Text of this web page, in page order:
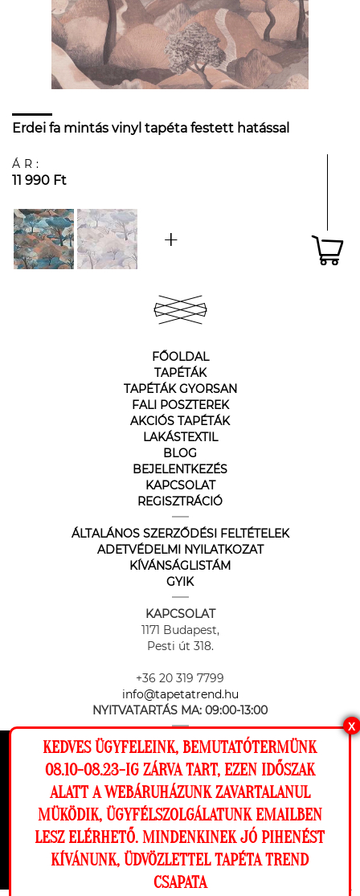
Ez a weboldal cookie-kat használ, hogy a
lehető legjobb élményt nyújtsa honlapunkon.
Beállítások
Elutasítom Engedélyezem
Erdei fa mintás vinyl tapéta festett hatással
ÁR:
11 990 Ft
FŐOLDAL
TAPÉTÁK
TAPÉTÁK GYORSAN
FALI POSZTEREK
AKCIÓS TAPÉTÁK
LAKÁSTEXTIL
BLOG
BEJELENTKEZÉS
KAPCSOLAT
REGISZTRÁCIÓ
ÁLTALÁNOS SZERZŐDÉSI FELTÉTELEK
ADETVÉDELMI NYILATKOZAT
KÍVÁNSÁGLISTÁM
GYIK
KAPCSOLAT
1171 Budapest,
Pesti út 318.
+36 20 319 7799
info@tapetatrend.hu
NYITVATARTÁS MA: 09:00-13:00
Az online fizetést a Barion Payment Zrt. biztosítja, MNB engedély
száma: H-EN-I-1064/2013
Copyright © 2026 Tapéta Trend. Minden jog fenntartva. Tapéta trend Bt.
X
KEDVES ÜGYFELEINK, BEMUTATÓTERMÜNK
08.10-08.23-IG ZÁRVA TART, EZEN IDŐSZAK
ALATT A WEBÁRUHÁZUNK ZAVARTALANUL
MÜKÖDIK, ÜGYFÉLSZOLGÁLATUNK EMAILBEN
LESZ ELÉRHETŐ. MINDENKINEK JÓ PIHENÉST
KÍVÁNUNK, ÜDVÖZLETTEL TAPÉTA TREND
CSAPATAMegnézem a falamon